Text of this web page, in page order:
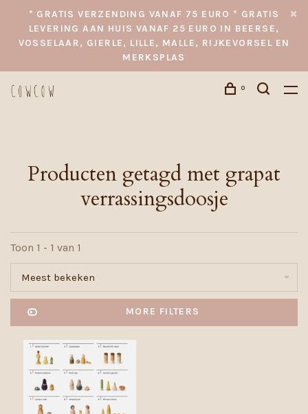
* GRATIS VERZENDING VANAF 75 EURO * GRATIS
LEVERING AAN HUIS VANAF 25 EURO IN BEERSE,
VOSSELAAR, GIERLE, LILLE, MALLE, RIJKEVORSEL EN
MERKSPLAS
0
Producten getagd met grapat
verrassingsdoosje
Toon 1 - 1 van 1
Meest bekeken
MORE FILTERS